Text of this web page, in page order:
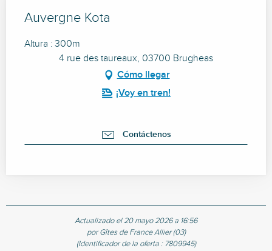
Auvergne Kota
Altura : 300m
4 rue des taureaux, 03700 Brugheas
Cómo llegar
¡Voy en tren!
Contáctenos
Actualizado el 20 mayo 2026 a 16:56
por Gîtes de France Allier (03)
(Identificador de la oferta : 7809945)